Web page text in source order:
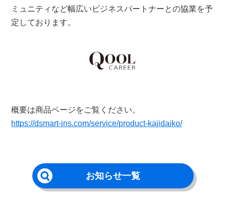
ミュニティなど幅広いビジネスパートナーとの協業を予
定しております。
概要は商品ページをご覧ください。
https://dsmart-ins.com/service/product-kajidaiko/
お知らせ一覧